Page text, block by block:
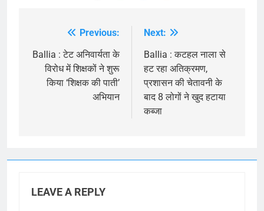
navigation
Previous:
Ballia : टेट अनिवार्यता के
विरोध में शिक्षकों ने शुरू
किया ‘शिक्षक की पाती’
अभियान
Next:
Ballia : कटहल नाला से
हट रहा अतिक्रमण,
प्रशासन की चेतावनी के
बाद 8 लोगों ने खुद हटाया
कब्जा
LEAVE A REPLY